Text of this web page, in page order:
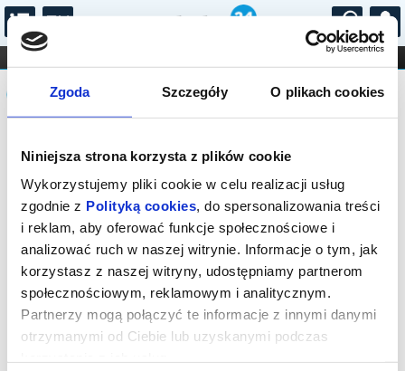
Zgoda Szczegóły O plikach cookies
Niniejsza strona korzysta z plików cookie
Wykorzystujemy pliki cookie w celu realizacji usług
zgodnie z Polityką cookies, do spersonalizowania treści
i reklam, aby oferować funkcje społecznościowe i
analizować ruch w naszej witrynie. Informacje o tym, jak
korzystasz z naszej witryny, udostępniamy partnerom
społecznościowym, reklamowym i analitycznym.
Partnerzy mogą połączyć te informacje z innymi danymi
otrzymanymi od Ciebie lub uzyskanymi podczas
...
FILHARMONIA OPERA I BALET
STAND-UP
DLA DZIECI
Komunikat
Sprzedaż biletów on-line na wydarzenie
została zakończona.